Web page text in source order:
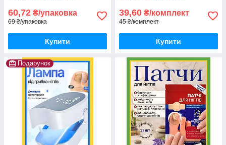
60,72 ₴/упаковка
69 ₴/упаковка
Купити
39,60 ₴/комплект
45 ₴/комплект
Купити
Подарунок